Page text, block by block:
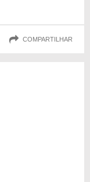
COMPARTILHAR